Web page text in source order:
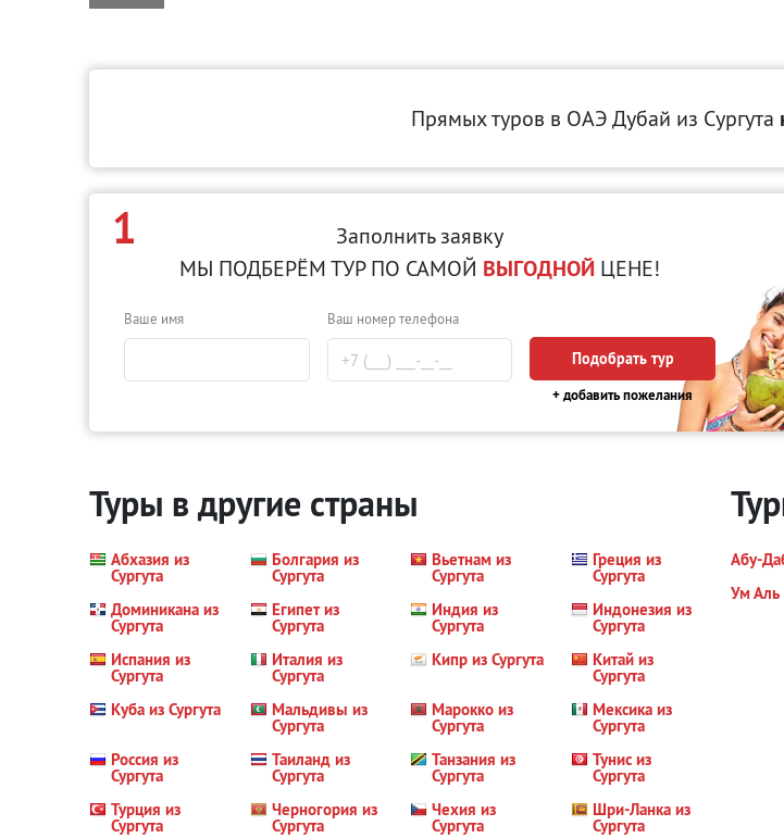
Прямых туров в ОАЭ Дубай из Сургута
1
Заполнить заявку
МЫ ПОДБЕРЁМ ТУР ПО САМОЙ ВЫГОДНОЙ ЦЕНЕ!
Ваше имя Ваш номер телефона
Подобрать тур
+ добавить пожелания
Туры в другие страны
Абхазия из
Сургута
Болгария из
Сургута
Вьетнам из
Сургута
Греция из
Сургута
Доминикана из
Сургута
Египет из
Сургута
Индия из
Сургута
Индонезия из
Сургута
Испания из
Сургута
Италия из
Сургута
Кипр из Сургута Китай из
Сургута
Куба из Сургута
Мальдивы из
Сургута
Марокко из
Сургута
Мексика из
Сургута
Россия из
Сургута
Таиланд из
Сургута
Танзания из
Сургута
Тунис из
Сургута
Турция из
Сургута
Черногория из
Сургута
Чехия из
Сургута
Шри-Ланка из
Сургута
Абу-
Ум Аль